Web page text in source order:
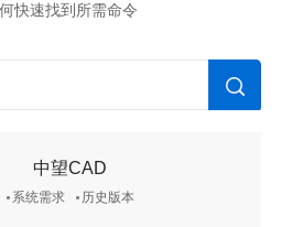
快速找到所需命令
中望CAD
系统需求 历史版本